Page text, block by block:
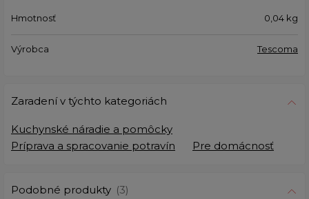
Hmotnosť 0,04 kg
Výrobca Tescoma
Zaradení v týchto kategoriách
Kuchynské náradie a pomôcky
Príprava a spracovanie potravín
Pre domácnosť
Podobné produkty (3)